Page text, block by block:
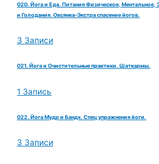
020. Йога и Еда. Питания Физическое, Ментальное,
и Голодания. Овсянка-Экстра спасение йогов.
3 Записи
021. Йога и Очистительные практики. Шаткармы.
1 Запись
022. Йога Мудр и Бандх. Спец упражнения йоги.
3 Записи